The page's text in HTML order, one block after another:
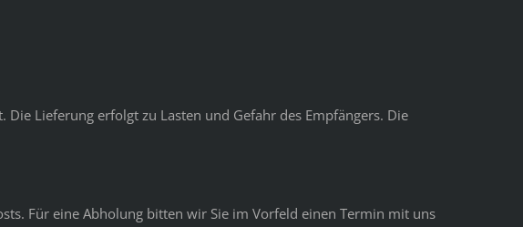
Lieferung erfolgt zu Lasten und Gefahr des Empfängers. Die
Für eine Abholung bitten wir Sie im Vorfeld einen Termin mit uns